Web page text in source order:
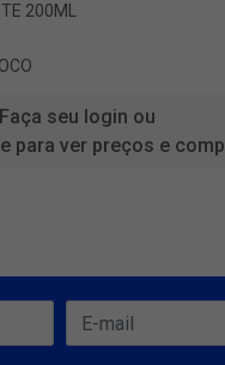
200ML
Faça seu login ou
para ver preços e